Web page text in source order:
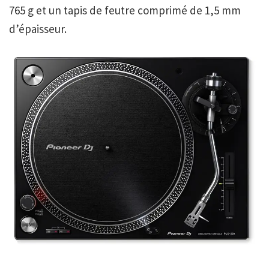
765 g et un tapis de feutre comprimé de 1,5 mm
d’épaisseur.